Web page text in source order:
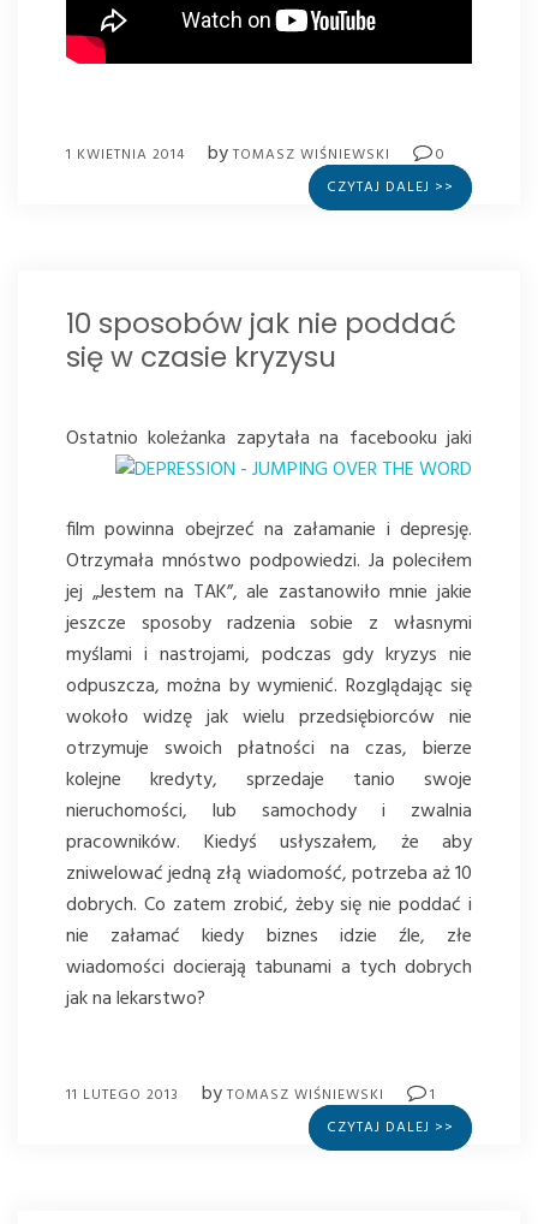
1 KWIETNIA 2014 by TOMASZ WIŚNIEWSKI
0
CZYTAJ DALEJ >>
10 sposobów jak nie poddać
się w czasie kryzysu
Ostatnio koleżanka zapytała na facebooku jaki
film powinna obejrzeć na załamanie i depresję.
Otrzymała mnóstwo podpowiedzi. Ja poleciłem
jej „Jestem na TAK”, ale zastanowiło mnie jakie
jeszcze sposoby radzenia sobie z własnymi
myślami i nastrojami, podczas gdy kryzys nie
odpuszcza, można by wymienić. Rozglądając się
wokoło widzę jak wielu przedsiębiorców nie
otrzymuje swoich płatności na czas, bierze
kolejne kredyty, sprzedaje tanio swoje
nieruchomości, lub samochody i zwalnia
pracowników. Kiedyś usłyszałem, że aby
zniwelować jedną złą wiadomość, potrzeba aż 10
dobrych. Co zatem zrobić, żeby się nie poddać i
nie załamać kiedy biznes idzie źle, złe
wiadomości docierają tabunami a tych dobrych
jak na lekarstwo?
11 LUTEGO 2013 by TOMASZ WIŚNIEWSKI
1
CZYTAJ DALEJ >>